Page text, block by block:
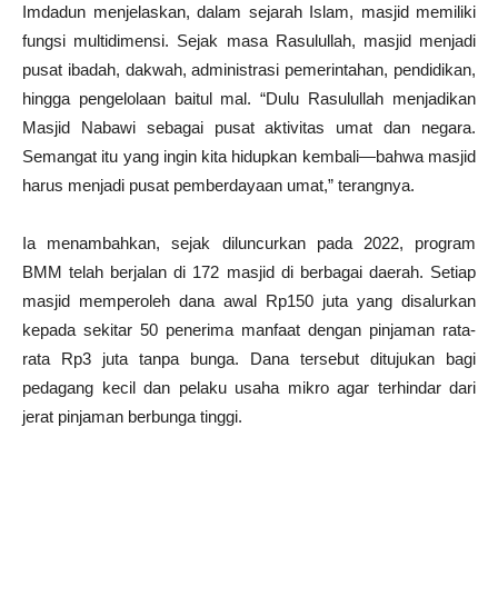
Imdadun menjelaskan, dalam sejarah Islam, masjid memiliki
fungsi multidimensi. Sejak masa Rasulullah, masjid menjadi
pusat ibadah, dakwah, administrasi pemerintahan, pendidikan,
hingga pengelolaan baitul mal. “Dulu Rasulullah menjadikan
Masjid Nabawi sebagai pusat aktivitas umat dan negara.
Semangat itu yang ingin kita hidupkan kembali—bahwa masjid
harus menjadi pusat pemberdayaan umat,” terangnya.
Ia menambahkan, sejak diluncurkan pada 2022, program
BMM telah berjalan di 172 masjid di berbagai daerah. Setiap
masjid memperoleh dana awal Rp150 juta yang disalurkan
kepada sekitar 50 penerima manfaat dengan pinjaman rata-
rata Rp3 juta tanpa bunga. Dana tersebut ditujukan bagi
pedagang kecil dan pelaku usaha mikro agar terhindar dari
jerat pinjaman berbunga tinggi.